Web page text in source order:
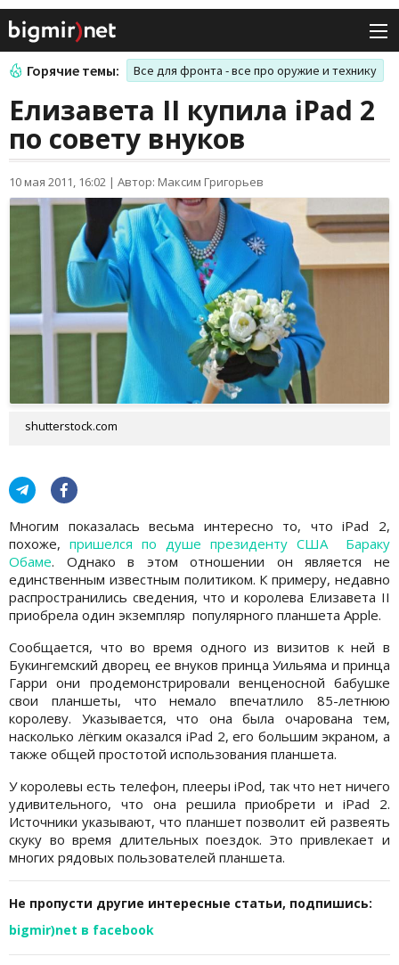
Горячие темы: Все для фронта - все про оружие и технику
Елизавета II купила iPad 2
по совету внуков
10 мая 2011, 16:02 | Автор: Максим Григорьев
shutterstock.com
Многим показалась весьма интересно то, что iPad 2,
похоже, пришелся по душе президенту США Бараку
Обаме. Однако в этом отношении он является не
единственным известным политиком. К примеру, недавно
распространились сведения, что и королева Елизавета II
приобрела один экземпляр популярного планшета Apple.
Сообщается, что во время одного из визитов к ней в
Букингемский дворец ее внуков принца Уильяма и принца
Гарри они продемонстрировали венценосной бабушке
свои планшеты, что немало впечатлило 85-летнюю
королеву. Указывается, что она была очарована тем,
насколько лёгким оказался iPad 2, его большим экраном, а
также общей простотой использования планшета.
У королевы есть телефон, плееры iPod, так что нет ничего
удивительного, что она решила приобрети и iPad 2.
Источники указывают, что планшет позволит ей развеять
скуку во время длительных поездок. Это привлекает и
многих рядовых пользователей планшета.
Не пропусти другие интересные статьи, подпишись:
bigmir)net в facebook